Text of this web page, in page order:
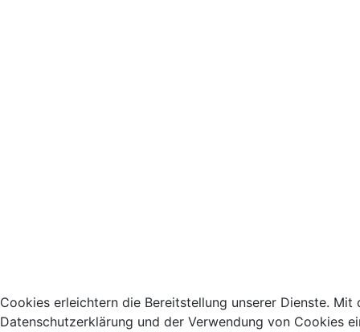
Cookies erleichtern die Bereitstellung unserer Dienste.
Datenschutzerklärung und der Verwendung von Cookies